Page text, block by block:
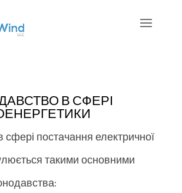
В СФЕРІ
сфері постачання електричної
такими основними